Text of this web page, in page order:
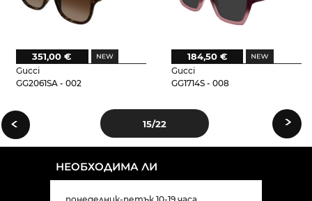
Gucci
GG2061SA - 002
351,00 €
Gucci
GG1714S - 008
184,50 €
‹ 15/22 ›
НЕОБХОДИМА ЛИ